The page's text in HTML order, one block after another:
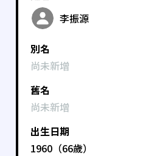
李振源
別名
尚未新增
舊名
尚未新增
出生日期
1960（66歲）